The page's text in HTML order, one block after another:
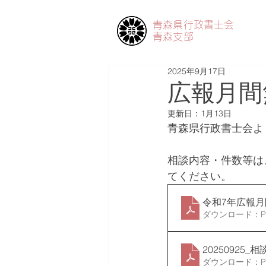
青森県行政書士会
青森支部
広報月
2025年9月17日
更新日： 1月13日
青森県行政書士会
相談内容・件数等
てください。
令和7年広報
ダウンロード：
20250925_相
ダウンロード：